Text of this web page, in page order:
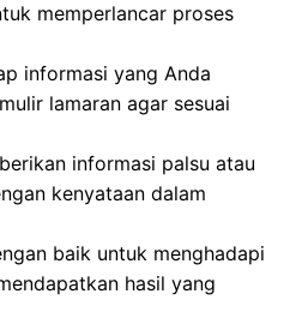
memperlancar proses
informasi yang Anda
lamaran agar sesuai
informasi palsu atau
kenyataan dalam
baik untuk menghadapi
hasil yang